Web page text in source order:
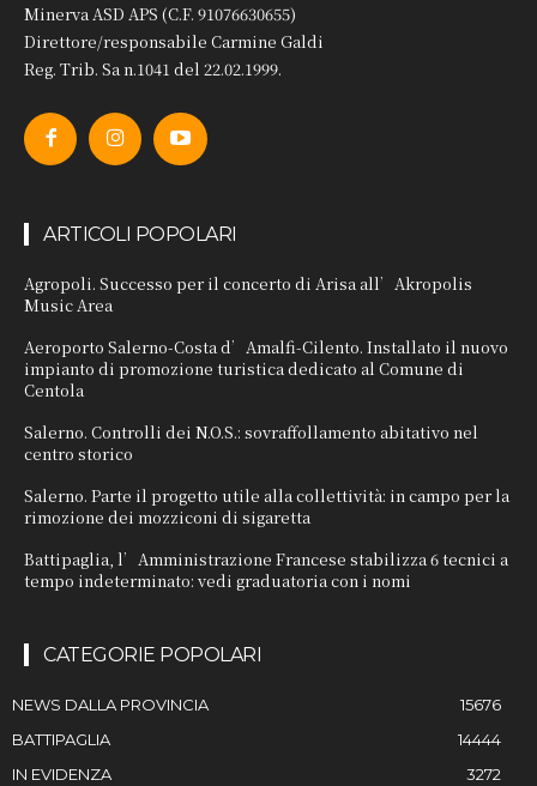
Minerva ASD APS (C.F. 91076630655)
Direttore/responsabile Carmine Galdi
Reg. Trib. Sa n.1041 del 22.02.1999.
ARTICOLI POPOLARI
Agropoli. Successo per il concerto di Arisa all’Akropolis
Music Area
Aeroporto Salerno-Costa d’Amalfi-Cilento. Installato il nuovo
impianto di promozione turistica dedicato al Comune di
Centola
Salerno. Controlli dei N.O.S.: sovraffollamento abitativo nel
centro storico
Salerno. Parte il progetto utile alla collettività: in campo per la
rimozione dei mozziconi di sigaretta
Battipaglia, l’Amministrazione Francese stabilizza 6 tecnici a
tempo indeterminato: vedi graduatoria con i nomi
CATEGORIE POPOLARI
NEWS DALLA PROVINCIA
15676
BATTIPAGLIA
14444
IN EVIDENZA
3272